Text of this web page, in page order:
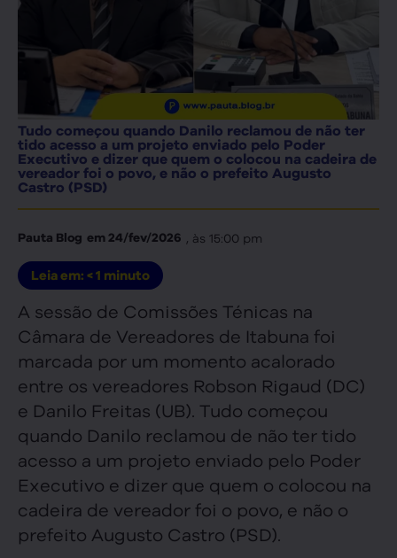
Tudo começou quando Danilo reclamou de não ter
tido acesso a um projeto enviado pelo Poder
Executivo e dizer que quem o colocou na cadeira de
vereador foi o povo, e não o prefeito Augusto
Castro (PSD)
Pauta Blog em 24/fev/2026 , às 15:00 pm
Leia em: < 1 minuto
A sessão de Comissões Ténicas na
Câmara de Vereadores de Itabuna foi
marcada por um momento acalorado
entre os vereadores Robson Rigaud (DC)
e Danilo Freitas (UB). Tudo começou
quando Danilo reclamou de não ter tido
acesso a um projeto enviado pelo Poder
Executivo e dizer que quem o colocou na
cadeira de vereador foi o povo, e não o
prefeito Augusto Castro (PSD).